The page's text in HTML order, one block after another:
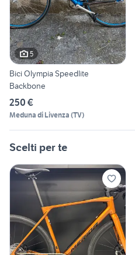
5
Bici Olympia Speedlite
Backbone
250 €
Meduna di Livenza (TV)
Scelti per te